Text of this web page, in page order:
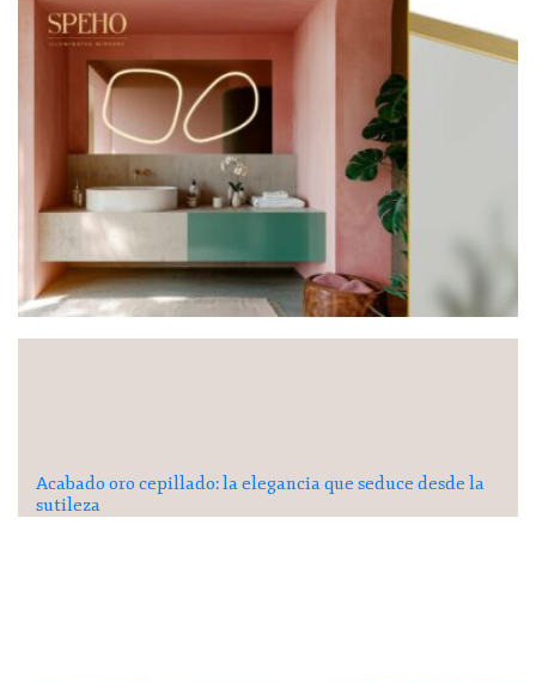
Acabado oro cepillado: la elegancia que seduce desde la
sutileza